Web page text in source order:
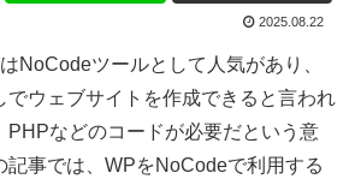
2025.08.22
NoCodeツールとして人気があり、
でウェブサイトを作成できると言われ
PHPなどのコードが必要だという意
記事では、WPをNoCodeで利用する